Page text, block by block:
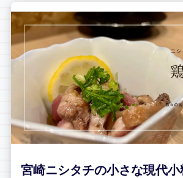
宮崎ニシタチの小さな現代